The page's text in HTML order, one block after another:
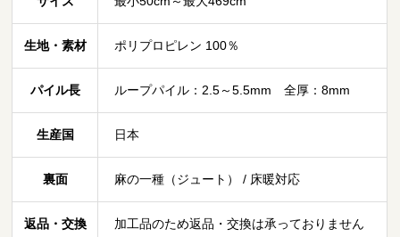
生地・素材 ポリプロピレン 100％
パイル長 ループパイル：2.5～5.5mm 全厚：8mm
生産国 日本
裏面 麻の一種（ジュート） / 床暖対応
返品・交換 加工品のため返品・交換は承っておりません